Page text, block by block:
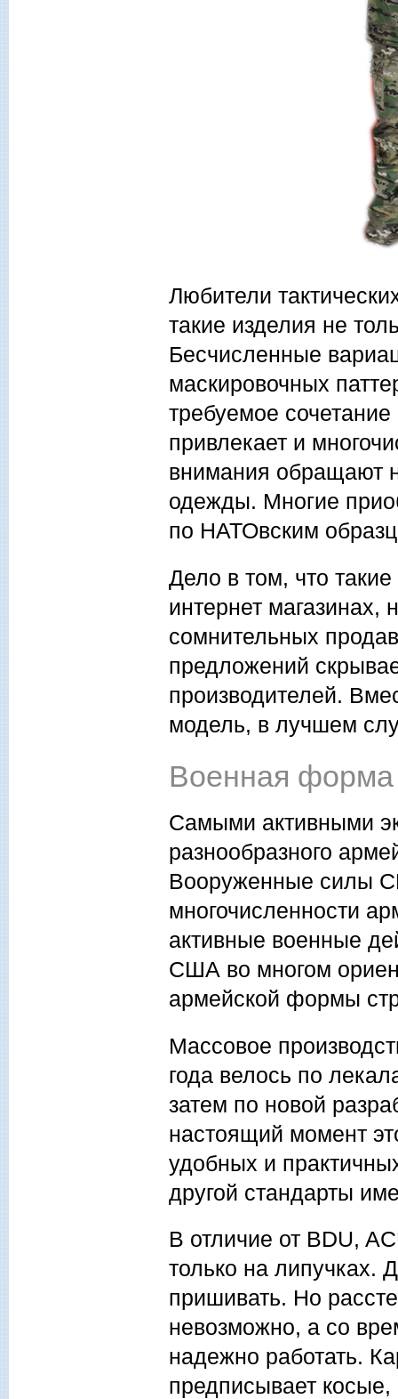
Любители
такие изделия не
Бесчисленные
маскировочных
требуемое
привлекает и
внимания обращают
одежды. Многие
по НАТОвским
Дело в том, что
интернет магазинах,
сомнительных
предложений
производителей.
модель, в лучшем
Военная
Самыми активными
разнообразного
Вооруженные силы
многочисленности
активные военные
США во многом
армейской формы
Массовое
года велось по
затем по новой
настоящий момент
удобных и
другой стандарты
В отличие от BDU,
только на липучках.
пришивать. Но
невозможно, а со
надежно работать.
предписывает